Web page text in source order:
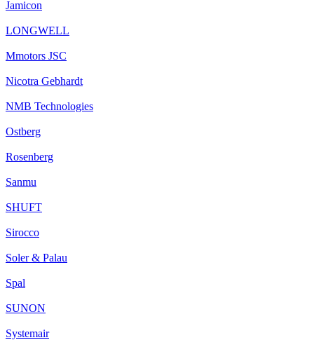
Jamicon
LONGWELL
Mmotors JSC
Nicotra Gebhardt
NMB Technologies
Ostberg
Rosenberg
Sanmu
SHUFT
Sirocco
Soler & Palau
Spal
SUNON
Systemair